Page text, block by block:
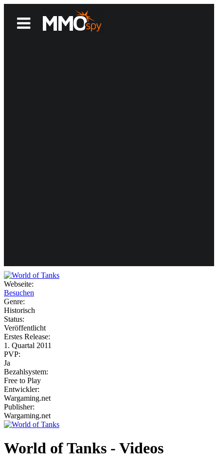
Webseite:
Besuchen
Genre:
Historisch
Status:
Veröffentlicht
Erstes Release:
1. Quartal 2011
PVP:
Ja
Bezahlsystem:
Free to Play
Entwickler:
Wargaming.net
Publisher:
Wargaming.net
World of Tanks - Videos